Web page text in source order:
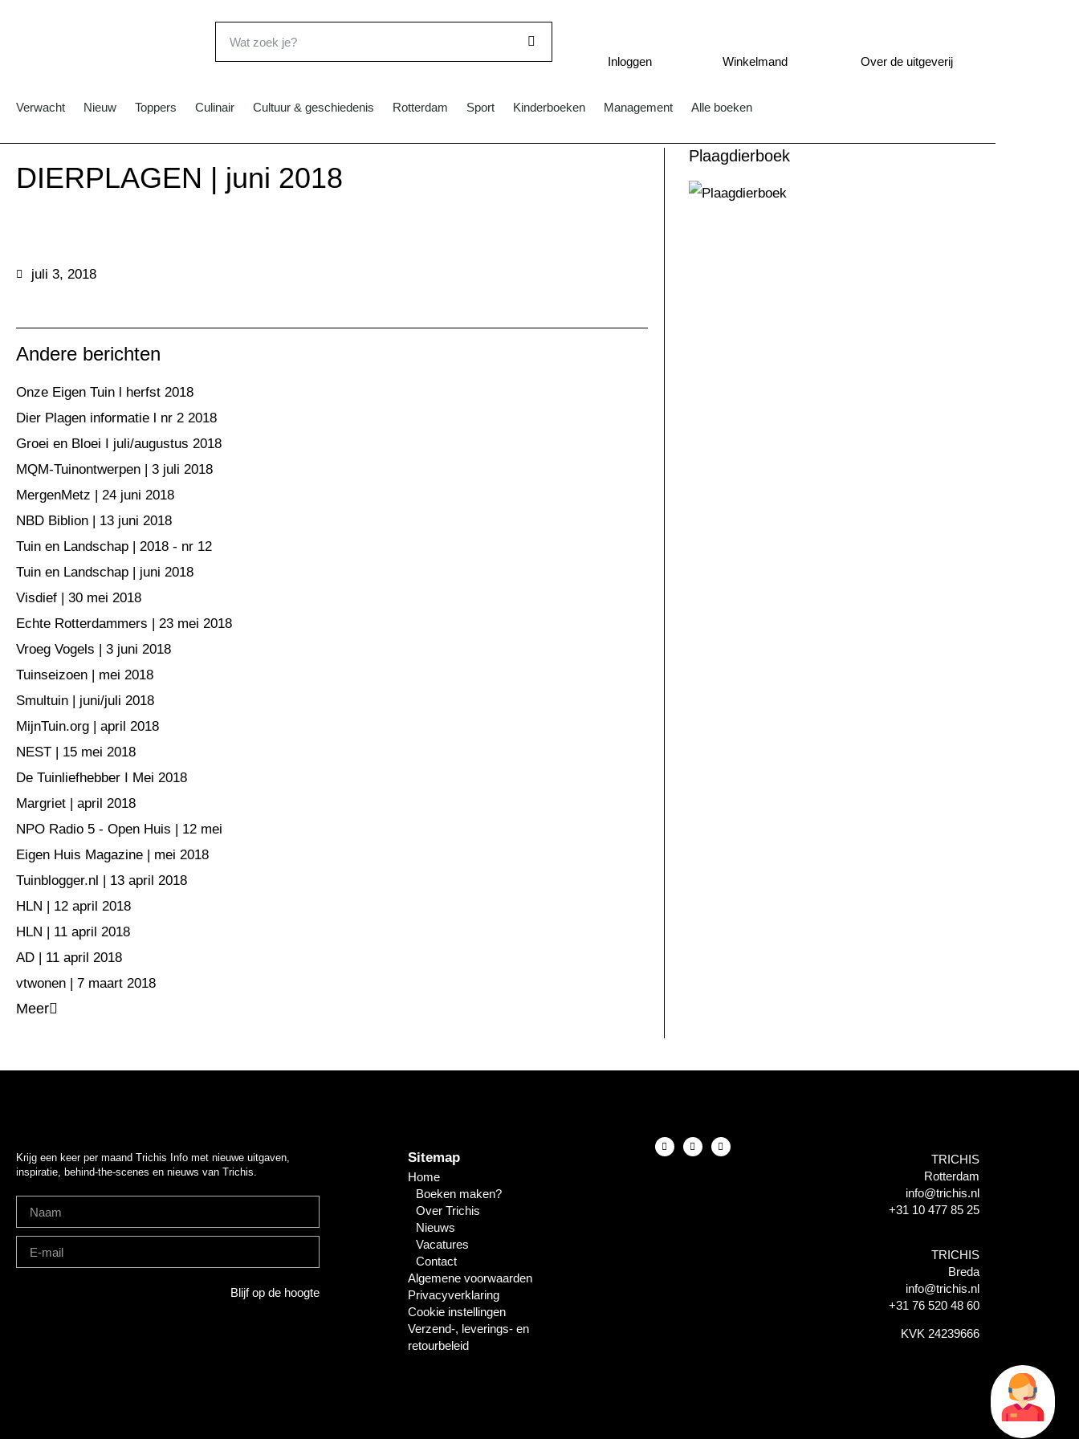
Inloggen Winkelmand Over de uitgeverij
Verwacht Nieuw Toppers Culinair Cultuur & geschiedenis Rotterdam Sport Kinderboeken Management Alle boeken
DIERPLAGEN | juni 2018
juli 3, 2018
Andere berichten
Onze Eigen Tuin l herfst 2018
Dier Plagen informatie l nr 2 2018
Groei en Bloei I juli/augustus 2018
MQM-Tuinontwerpen | 3 juli 2018
MergenMetz | 24 juni 2018
NBD Biblion | 13 juni 2018
Tuin en Landschap | 2018 - nr 12
Tuin en Landschap | juni 2018
Visdief | 30 mei 2018
Echte Rotterdammers | 23 mei 2018
Vroeg Vogels | 3 juni 2018
Tuinseizoen | mei 2018
Smultuin | juni/juli 2018
MijnTuin.org | april 2018
NEST | 15 mei 2018
De Tuinliefhebber I Mei 2018
Margriet | april 2018
NPO Radio 5 - Open Huis | 12 mei
Eigen Huis Magazine | mei 2018
Tuinblogger.nl | 13 april 2018
HLN | 12 april 2018
HLN | 11 april 2018
AD | 11 april 2018
vtwonen | 7 maart 2018
Meer
Plaagdierboek
Krijg een keer per maand Trichis Info met nieuwe uitgaven,
inspiratie, behind-the-scenes en nieuws van Trichis.
Blijf op de hoogte
Sitemap
Home
Boeken maken?
Over Trichis
Nieuws
Vacatures
Contact
Algemene voorwaarden
Privacyverklaring
Cookie instellingen
Verzend-, leverings- en
retourbeleid
TRICHIS
Rotterdam
info@trichis.nl
+31 10 477 85 25
TRICHIS
Breda
info@trichis.nl
+31 76 520 48 60
KVK 24239666